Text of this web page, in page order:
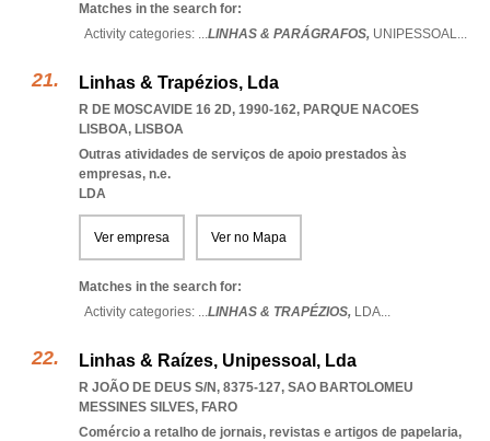
Matches in the search for:
Activity categories: ...LINHAS & PARÁGRAFOS, UNIPESSOAL...
Linhas & Trapézios, Lda
R DE MOSCAVIDE 16 2D, 1990-162, PARQUE NACOES
LISBOA, LISBOA
Outras atividades de serviços de apoio prestados às
empresas, n.e.
LDA
Ver empresa Ver no Mapa
Matches in the search for:
Activity categories: ...LINHAS & TRAPÉZIOS, LDA...
Linhas & Raízes, Unipessoal, Lda
R JOÃO DE DEUS S/N, 8375-127, SAO BARTOLOMEU
MESSINES SILVES, FARO
Comércio a retalho de jornais, revistas e artigos de papelaria,